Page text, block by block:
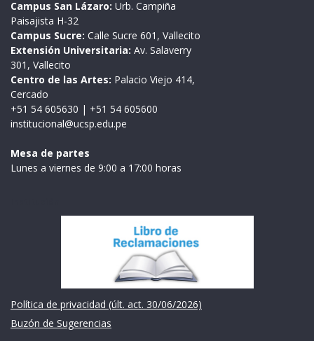
Campus San Lázaro: Urb. Campiña
Paisajista H-32
Campus Sucre: Calle Sucre 601, Vallecito
Extensión Universitaria: Av. Salaverry
301, Vallecito
Centro de las Artes: Palacio Viejo 414,
Cercado
+51 54 605630 | +51 54 605600
institucional@ucsp.edu.pe
Mesa de partes
Lunes a viernes de 9:00 a 17:00 horas
Política de privacidad (últ. act. 30/06/2026)
Buzón de Sugerencias